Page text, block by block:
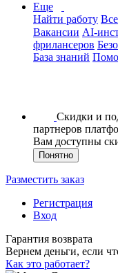
Еще
Найти работу
Вакансии AI-
фрилансеров
База знаний
Скидки и
партнеров
Вам доступны
Понятно
Разместить заказ
Регистрация
Вход
Гарантия возврата
Вернем деньги, если
Как это работает?